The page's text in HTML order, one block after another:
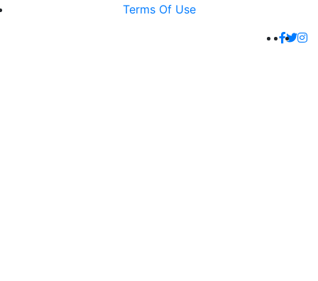
Terms Of Use